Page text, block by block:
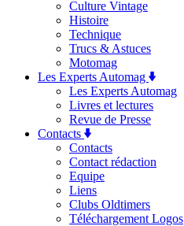
Culture Vintage
Histoire
Technique
Trucs & Astuces
Motomag
Les Experts Automag
Les Experts Automag
Livres et lectures
Revue de Presse
Contacts
Contacts
Contact rédaction
Equipe
Liens
Clubs Oldtimers
Téléchargement Logos